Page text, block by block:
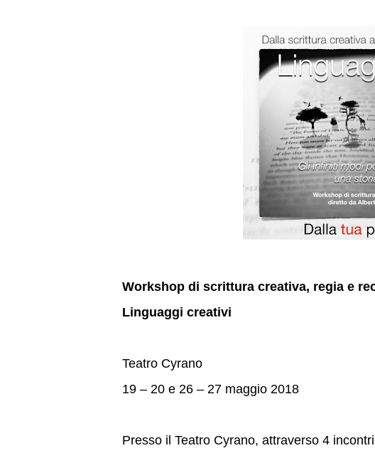
Workshop di scrittura creativa, regia e
Linguaggi creativi
Teatro Cyrano
19 – 20 e 26 – 27 maggio 2018
Presso il Teatro Cyrano, attraverso 4